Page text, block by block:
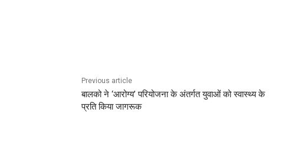
Previous article
बालको ने ‘आरोग्य’ परियोजना के अंतर्गत युवाओं को स्वास्थ्य के
प्रति किया जागरूक